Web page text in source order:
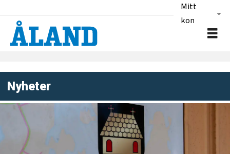
Mitt
konto
Nyheter